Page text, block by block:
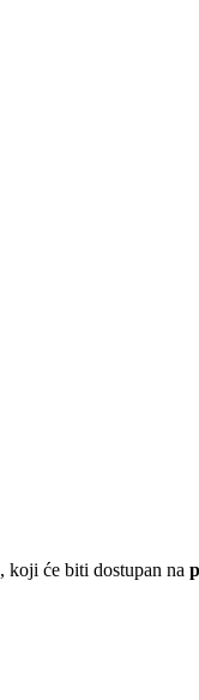
, koji će biti dostupan na